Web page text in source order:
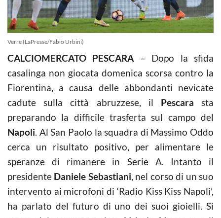
Verre (LaPresse/Fabio Urbini)
CALCIOMERCATO PESCARA – Dopo la sfida
casalinga non giocata domenica scorsa contro la
Fiorentina, a causa delle abbondanti nevicate
cadute sulla città abruzzese, il Pescara sta
preparando la difficile trasferta sul campo del
Napoli. Al San Paolo la squadra di Massimo Oddo
cerca un risultato positivo, per alimentare le
speranze di rimanere in Serie A. Intanto il
presidente Daniele Sebastiani, nel corso di un suo
intervento ai microfoni di ‘Radio Kiss Kiss Napoli’,
ha parlato del futuro di uno dei suoi gioielli. Si